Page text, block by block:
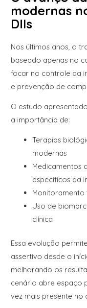
modernas
DIIs
Nos últimos anos, o
baseado apenas no
focar no controle da
e prevenção de
O estudo
a importância de:
Terapias
modernas
Medicamentos
específicos da
Uso de
clínica
Essa evolução
assertivo desde o
melhorando os
cenário abre espaço
vez mais presente no